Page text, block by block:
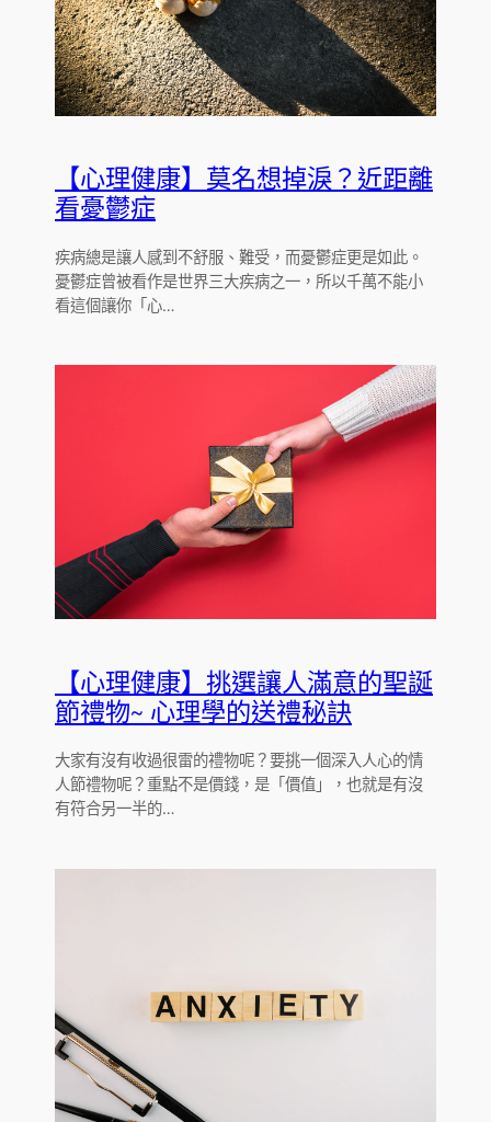
【心理健康】莫名想掉淚？近距離
看憂鬱症
疾病總是讓人感到不舒服、難受，而憂鬱症更是如此。
憂鬱症曾被看作是世界三大疾病之一，所以千萬不能小
看這個讓你「心…
【心理健康】挑選讓人滿意的聖誕
節禮物~ 心理學的送禮秘訣
大家有沒有收過很雷的禮物呢？要挑一個深入人心的情
人節禮物呢？重點不是價錢，是「價值」，也就是有沒
有符合另一半的…